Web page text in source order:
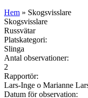
Hem » Skogsvisslare
Skogsvisslare
Russvätar
Platskategori:
Slinga
Antal observationer:
2
Rapportör:
Lars-Inge o Marianne
Datum för observation: